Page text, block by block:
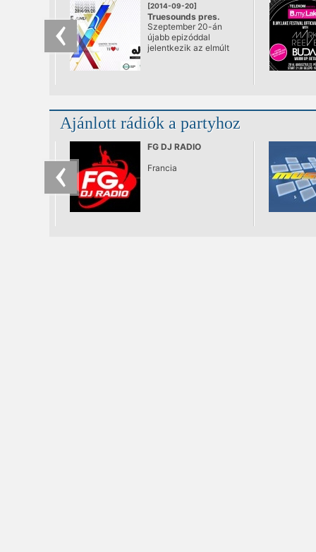
[2014-09-20]
Truesounds pres.
LAKE PEOPLE & ALEX
NIGGEMANN
@ Akvárium Klub
Szeptember 20-án
újabb epizóddal
jelentkezik az elmúlt
az eddigiek során is
mindig nagy
odafigyeléssel
választották ki a TS
de a mostani partin
Ajánlott rádiók a partyhoz
FG DJ RADIO
Francia